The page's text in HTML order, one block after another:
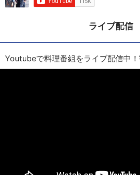
ライブ配信
Youtubeで料理番組をライブ配信中！